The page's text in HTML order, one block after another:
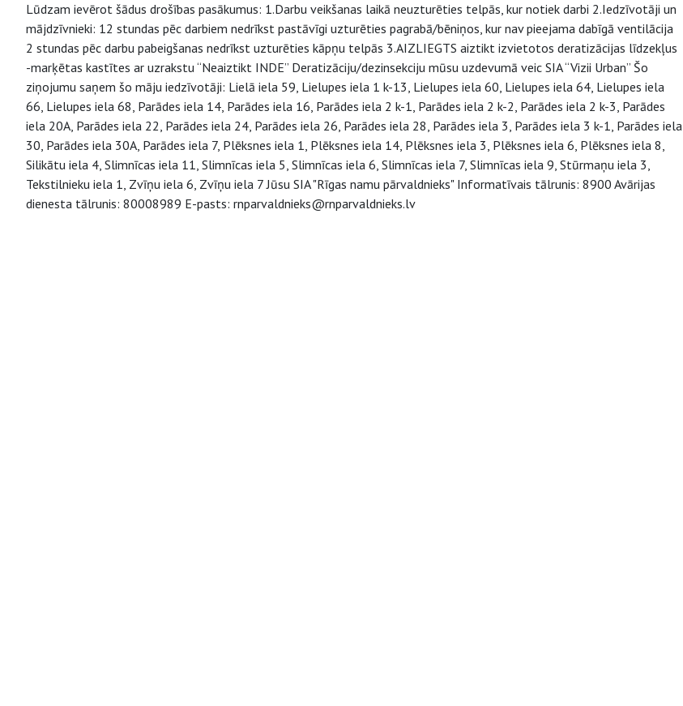
Lūdzam ievērot šādus drošības pasākumus: 1.Darbu veikšanas laikā neuzturēties telpās, kur notiek darbi 2.Iedzīvotāji un
mājdzīvnieki: 12 stundas pēc darbiem nedrīkst pastāvīgi uzturēties pagrabā/bēniņos, kur nav pieejama dabīgā ventilācija
2 stundas pēc darbu pabeigšanas nedrīkst uzturēties kāpņu telpās 3.AIZLIEGTS aiztikt izvietotos deratizācijas līdzekļus
-marķētas kastītes ar uzrakstu “Neaiztikt INDE” Deratizāciju/dezinsekciju mūsu uzdevumā veic SIA “Vizii Urban” Šo
ziņojumu saņem šo māju iedzīvotāji: Lielā iela 59, Lielupes iela 1 k-13, Lielupes iela 60, Lielupes iela 64, Lielupes iela
66, Lielupes iela 68, Parādes iela 14, Parādes iela 16, Parādes iela 2 k-1, Parādes iela 2 k-2, Parādes iela 2 k-3, Parādes
iela 20A, Parādes iela 22, Parādes iela 24, Parādes iela 26, Parādes iela 28, Parādes iela 3, Parādes iela 3 k-1, Parādes iela
30, Parādes iela 30A, Parādes iela 7, Plēksnes iela 1, Plēksnes iela 14, Plēksnes iela 3, Plēksnes iela 6, Plēksnes iela 8,
Silikātu iela 4, Slimnīcas iela 11, Slimnīcas iela 5, Slimnīcas iela 6, Slimnīcas iela 7, Slimnīcas iela 9, Stūrmaņu iela 3,
Tekstilnieku iela 1, Zvīņu iela 6, Zvīņu iela 7 Jūsu SIA "Rīgas namu pārvaldnieks" Informatīvais tālrunis: 8900 Avārijas
dienesta tālrunis: 80008989 E-pasts: rnparvaldnieks@rnparvaldnieks.lv